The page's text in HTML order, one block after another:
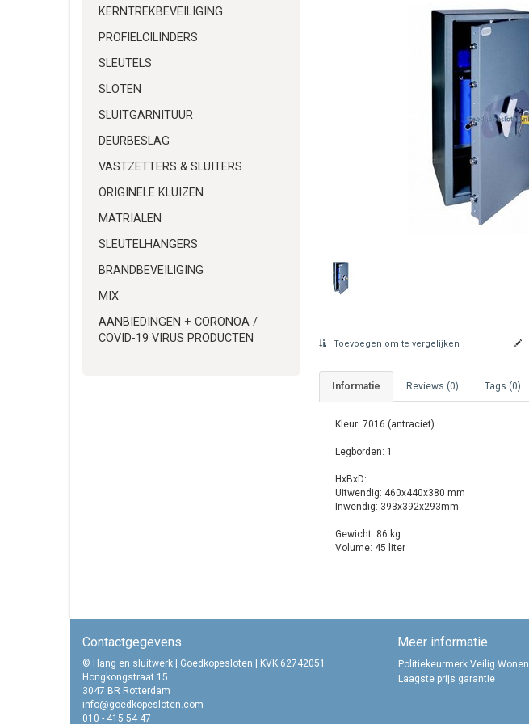
KERNTREKBEVEILIGING
PROFIELCILINDERS
SLEUTELS
SLOTEN
SLUITGARNITUUR
DEURBESLAG
VASTZETTERS & SLUITERS
ORIGINELE KLUIZEN
MATRIALEN
SLEUTELHANGERS
BRANDBEVEILIGING
MIX
AANBIEDINGEN + CORONOA /
COVID-19 VIRUS PRODUCTEN
Toevoegen om te vergelijken
Informatie Reviews (0) Tags (0)
Kleur: 7016 (antraciet)
Legborden: 1
HxBxD:
Uitwendig: 460x440x380 mm
Inwendig: 393x392x293mm
Gewicht: 86 kg
Volume: 45 liter
Contactgegevens
© Hang en sluitwerk | Goedkopesloten | KVK 62742051
Hongkongstraat 15
3047 BR Rotterdam
info@goedkopesloten.com
010 - 415 54 47
Meer informatie
Politiekeurmerk Veilig Wonen
Laagste prijs garantie